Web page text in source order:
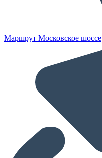
Маршрут Московское шоссе